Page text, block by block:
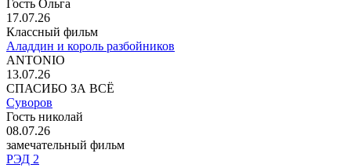
Гость Ольга
17.07.26
Классный фильм
Аладдин и король разбойников
ANTONIO
13.07.26
СПАСИБО ЗА ВСЁ
Суворов
Гость николай
08.07.26
замечательный фильм
РЭД 2